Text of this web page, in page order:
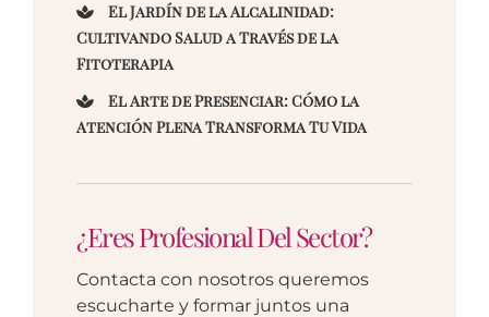
El Jardín de la Alcalinidad:
Cultivando Salud a Través de la
Fitoterapia
El Arte de Presenciar: Cómo la
Atención Plena Transforma Tu Vida
¿Eres Profesional Del Sector?
Contacta con nosotros queremos
escucharte y formar juntos una